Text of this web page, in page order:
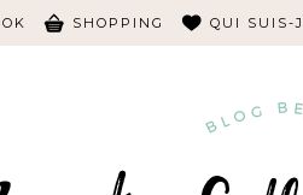
SHOPPING QUI SUIS-